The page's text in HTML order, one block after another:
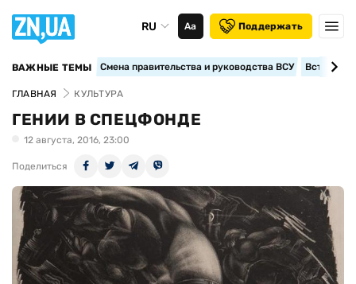
RU Аа Поддержать
ВАЖНЫЕ ТЕМЫ Смена правительства и руководства ВСУ
ГЛАВНАЯ КУЛЬТУРА
ГЕНИИ В СПЕЦФОНДЕ
12 августа, 2016, 23:00
Поделиться